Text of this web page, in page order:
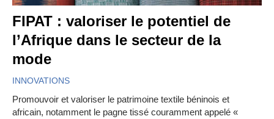
FIPAT : valoriser le potentiel de
l’Afrique dans le secteur de la
mode
INNOVATIONS
Promouvoir et valoriser le patrimoine textile béninois et
africain, notamment le pagne tissé couramment appelé «